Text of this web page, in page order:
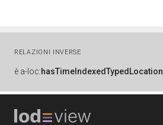
RELAZIONI INVERSE
è a-loc:hasTimeIndexedTypedLocation